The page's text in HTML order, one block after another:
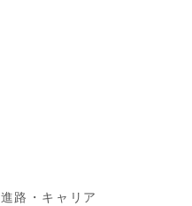
進路・キャリア